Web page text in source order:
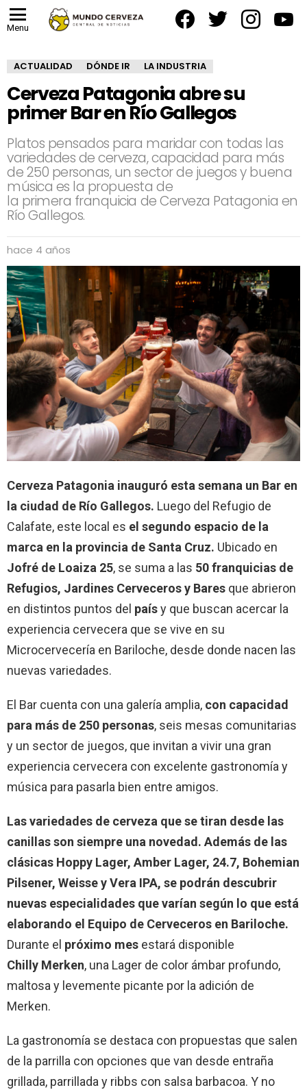
Menu
ACTUALIDAD DÓNDE IR LA INDUSTRIA
Cerveza Patagonia abre su
primer Bar en Río Gallegos
Platos pensados para maridar con todas las
variedades de cerveza, capacidad para más
de 250 personas, un sector de juegos y buena
música es la propuesta de
la primera franquicia de Cerveza Patagonia en
Río Gallegos.
hace 4 años
Cerveza Patagonia inauguró esta semana un Bar en
la ciudad de Río Gallegos. Luego del Refugio de
Calafate, este local es el segundo espacio de la
marca en la provincia de Santa Cruz. Ubicado en
Jofré de Loaiza 25, se suma a las 50 franquicias de
Refugios, Jardines Cerveceros y Bares que abrieron
en distintos puntos del paísy que buscan acercar la
experiencia cervecera que se vive en su
Microcervecería en Bariloche, desde donde nacen las
nuevas variedades.
El Bar cuenta con una galería amplia, con capacidad
para más de 250 personas, seis mesas comunitarias
y un sector de juegos, que invitan a vivir una gran
experiencia cervecera con excelente gastronomía y
música para pasarla bien entre amigos.
Las variedades de cerveza que se tiran desde las
canillas son siempre una novedad. Además de las
clásicas Hoppy Lager, Amber Lager, 24.7, Bohemian
Pilsener, Weisse y Vera IPA, se podrán descubrir
nuevas especialidades que varían según lo que está
elaborando el Equipo de Cerveceros en Bariloche.
Durante el próximo mes estará disponible
Chilly Merken, una Lager de color ámbar profundo,
maltosa y levemente picante por la adición de
Merken.
La gastronomía se destaca con propuestas que salen
de la parrilla con opciones que van desde entraña
grillada, parrillada y ribbs con salsa barbacoa. Y no